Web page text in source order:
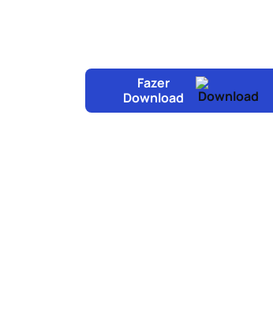
Fazer
Download